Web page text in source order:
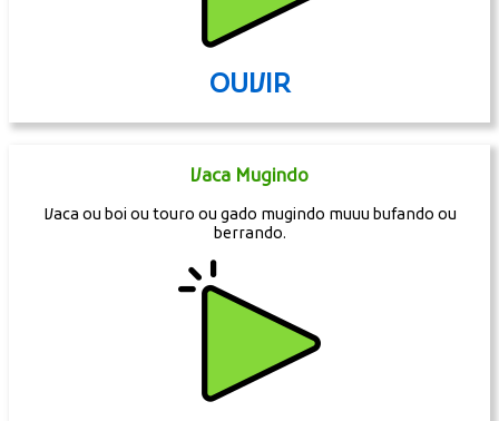
OUVIR
Vaca Mugindo
Vaca ou boi ou touro ou gado mugindo muuu bufando ou
berrando.